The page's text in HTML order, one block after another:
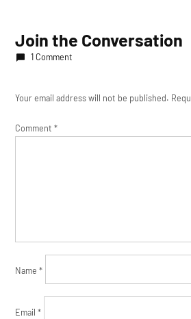
Join the Conversation
1 Comment
Your email address will not be published.
Comment*
Name*
Email*